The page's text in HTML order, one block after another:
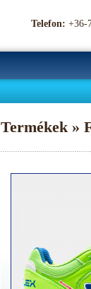
Telefon: +36-
Termékek »